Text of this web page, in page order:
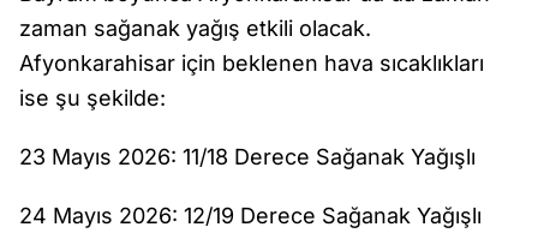
zaman sağanak yağış etkili olacak.
Afyonkarahisar için beklenen hava sıcaklıkları
ise şu şekilde:
23 Mayıs 2026: 11/18 Derece Sağanak Yağışlı
24 Mayıs 2026: 12/19 Derece Sağanak Yağışlı